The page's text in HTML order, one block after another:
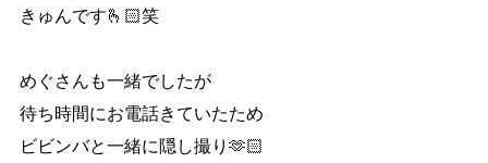
きゅんです🫰🏻笑
めぐさんも一緒でしたが
待ち時間にお電話きていたため
ビビンバと一緒に隠し撮り🫶🏻